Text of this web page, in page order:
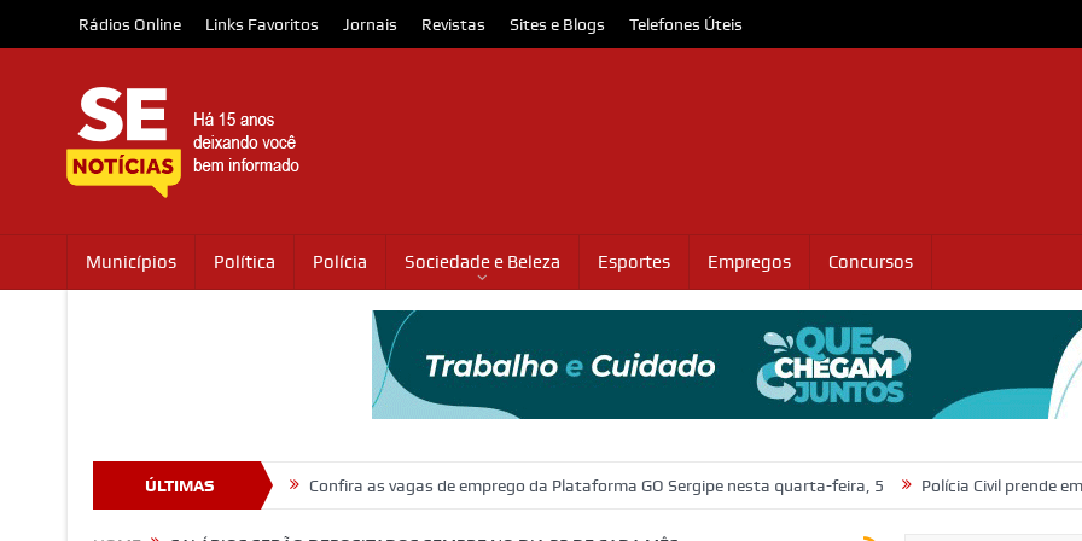
Rádios Online Links Favoritos Jornais Revistas Sites e Blogs Telefones Úteis
Municípios Política Polícia Sociedade e Beleza Esportes Empregos Concursos
ÚLTIMAS
trânsito em Itabaiana Confira as vagas de emprego da Plataforma GO Sergipe nesta quarta-feira, 5 Polícia Civil prende em flagrante